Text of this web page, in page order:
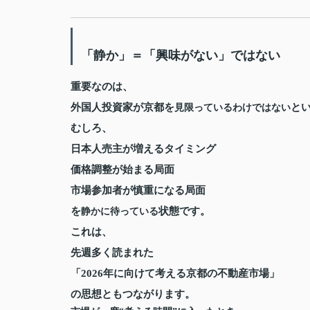
「静か」＝「興味がない」ではない
重要なのは、
外国人投資家が京都を見限っているわけではないと
むしろ、
日本人売主が増えるタイミング
価格調整が始まる局面
市場参加者が慎重になる局面
を静かに待っている状態です。
これは、
先週多く読まれた
「2026年に向けて考える京都の不動産市場」
の思想ともつながります。